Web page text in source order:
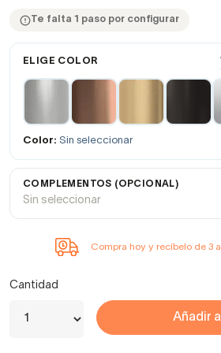
Te falta 1 paso por configurar
ELIGE COLOR
Color: Sin seleccionar
COMPLEMENTOS (OPCIONAL)
Sin seleccionar
Compra hoy y recíbelo de 3
Cantidad
Añadir